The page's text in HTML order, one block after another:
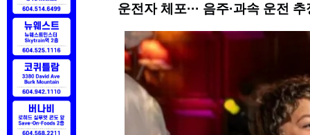
운전자 체포··· 음주·과속 운전 추